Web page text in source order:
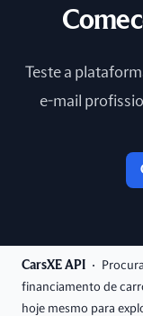
Teste a
e-mail
CarsXE API
financiamento de
hoje mesmo para